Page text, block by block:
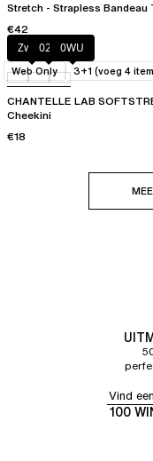
Stretch - Strapless Bandeau
€42
Zwart027 0WU
CHANTELLE LAB
Cheekini
€18
Web Only 3+1 (voeg 4
Vind
100